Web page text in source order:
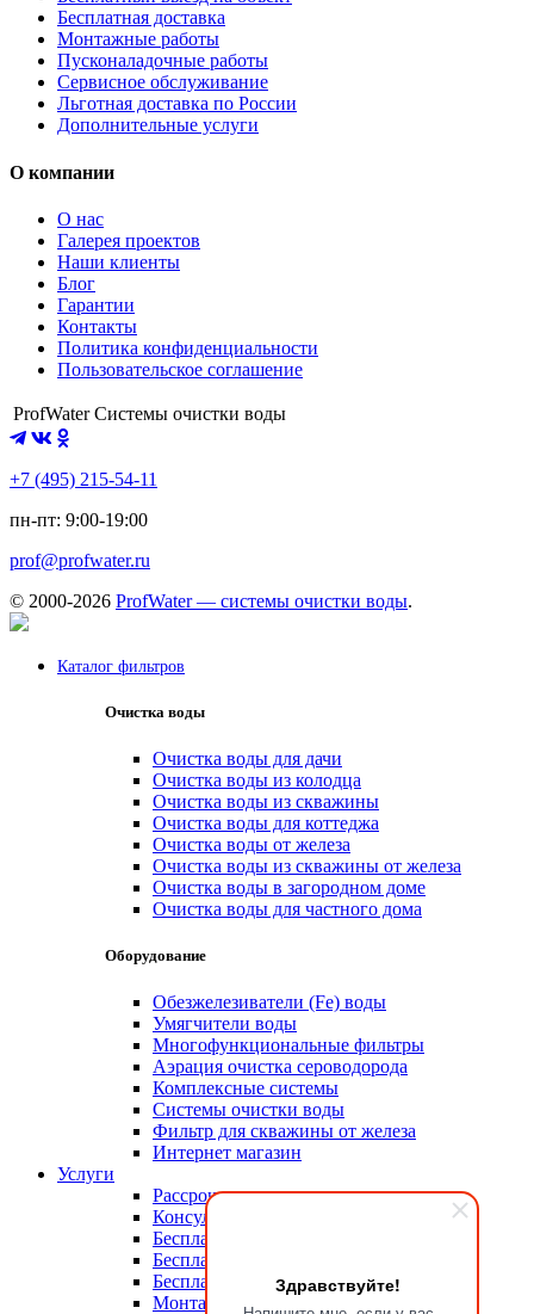
Здравствуйте!
Бесплатная доставка
Монтажные работы
Пусконаладочные работы
Сервисное обслуживание
Льготная доставка по России
Дополнительные услуги
О компании
О нас
Галерея проектов
Наши клиенты
Блог
Гарантии
Контакты
Политика конфиденциальности
Пользовательское соглашение
ProfWater Системы очистки воды
+7 (495) 215-54-11
пн-пт: 9:00-19:00
prof@profwater.ru
© 2000-2026 ProfWater — системы очистки воды.
Каталог фильтров
Очистка воды
Очистка воды для дачи
Очистка воды из колодца
Очистка воды из скважины
Очистка воды для коттеджа
Очистка воды от железа
Очистка воды из скважины от железа
Очистка воды в загородном доме
Очистка воды для частного дома
Оборудование
Обезжелезиватели (Fe) воды
Умягчители воды
Многофункциональные фильтры
Аэрация очистка сероводорода
Комплексные системы
Системы очистки воды
Фильтр для скважины от железа
Интернет магазин
Услуги
Рассрочка
Консультация эксперта
Бесплатный анализ воды
Бесплатный выезд на объект
Бесплатная доставка
Монтажные работы